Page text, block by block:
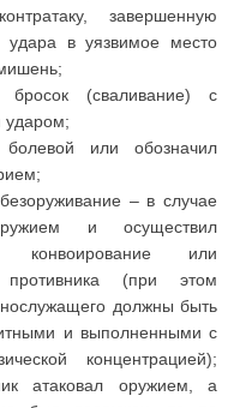
завершенную
удара в уязвимое место
(сваливание) с
или обозначил
– в случае
и осуществил
конвоирование или
противника (при этом
должны быть
и выполненными с
концентрацией);
атаковал оружием, а